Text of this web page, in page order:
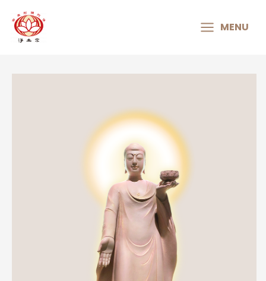
MENU
MENU